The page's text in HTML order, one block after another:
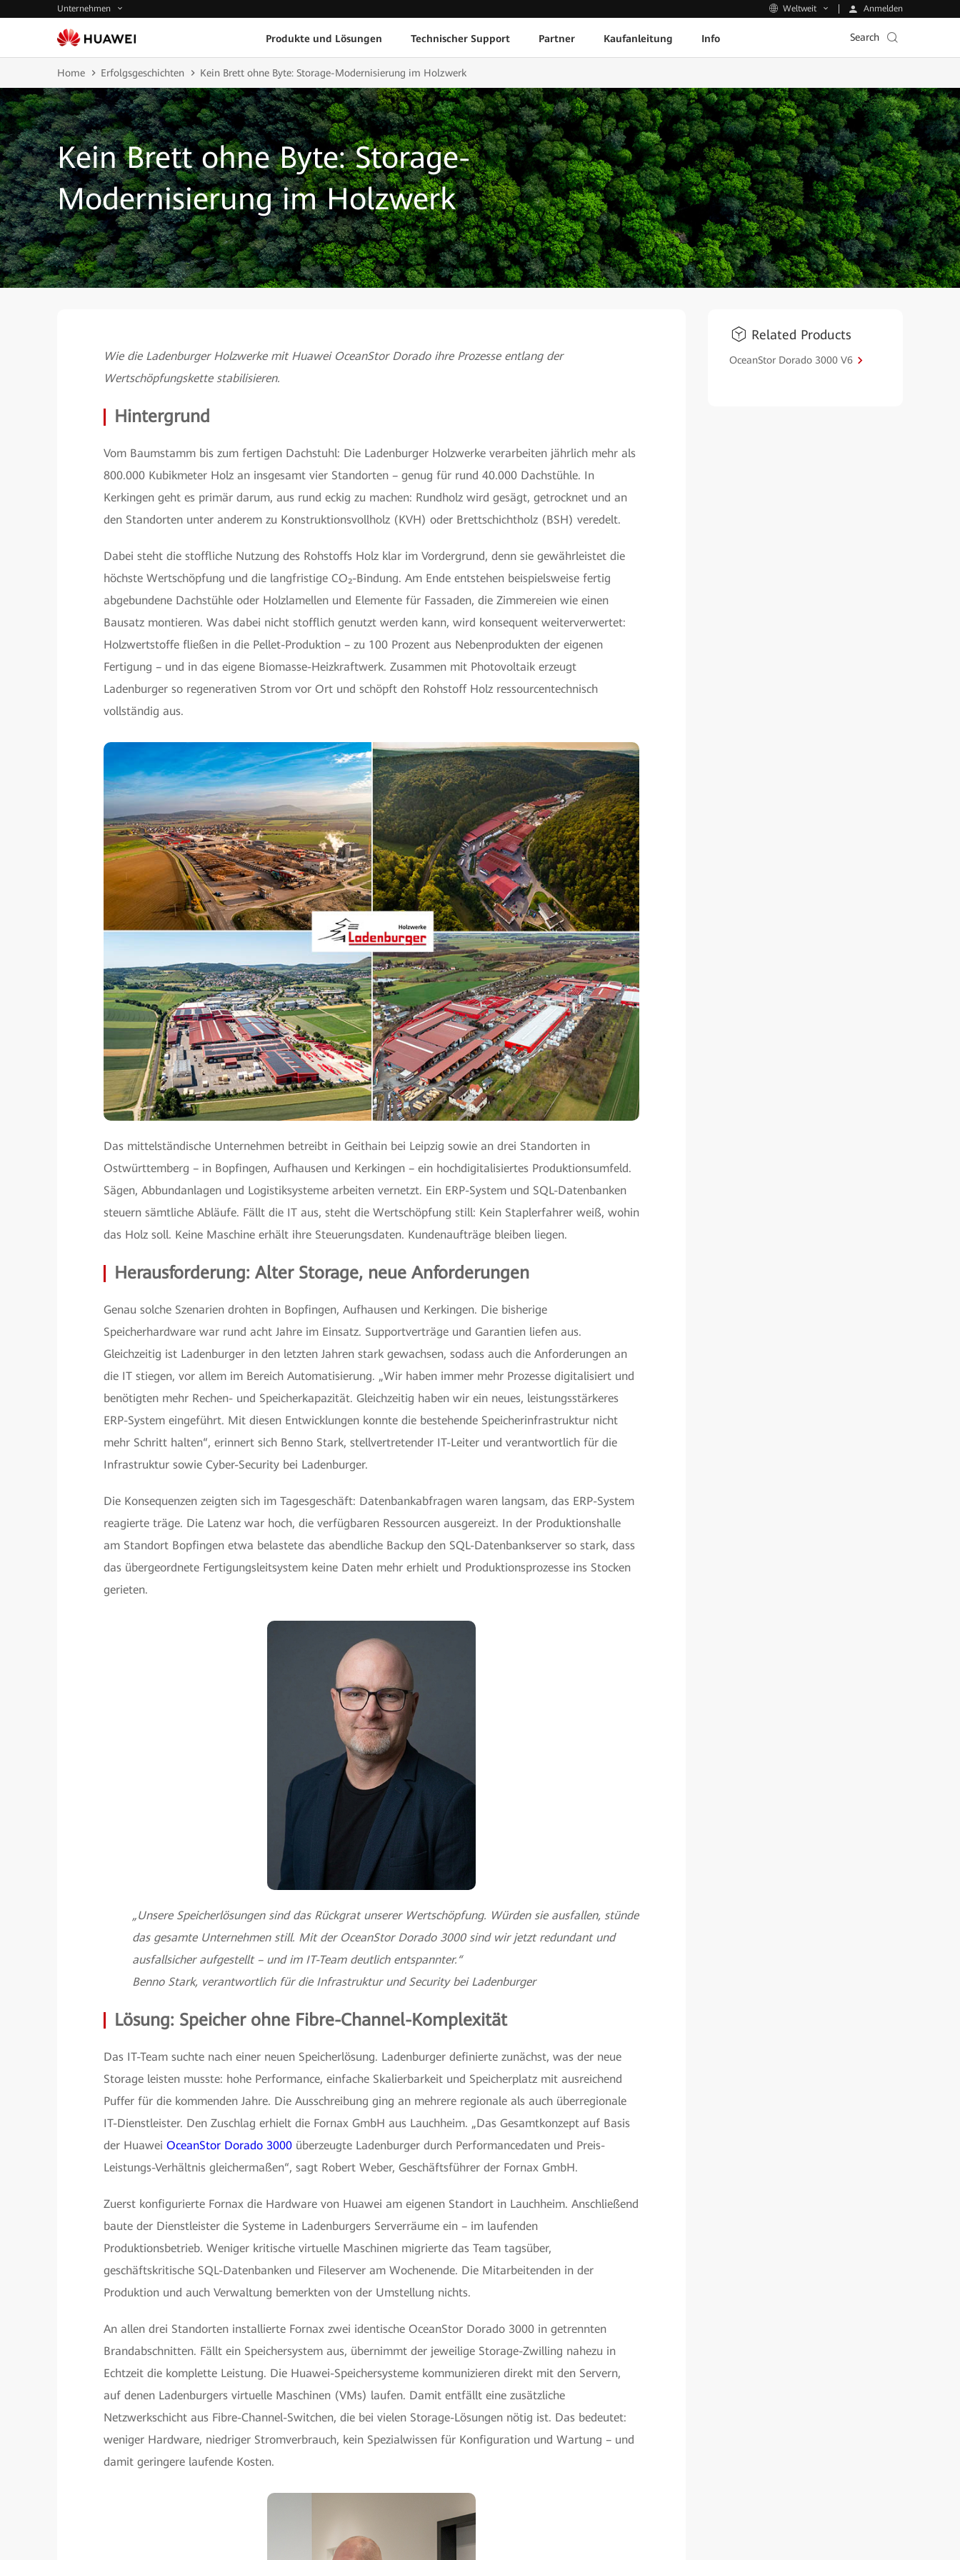
Unternehmen Weltweit Anmelden
Produkte und Lösungen Technischer Support Partner Kaufanleitung Info Search
Home Erfolgsgeschichten Kein Brett ohne Byte: Storage-Modernisierung im Holzwerk
Kein Brett ohne Byte: Storage-
Modernisierung im Holzwerk
Wie die Ladenburger Holzwerke mit Huawei OceanStor Dorado ihre Prozesse entlang der
Wertschöpfungskette stabilisieren.
Hintergrund
Vom Baumstamm bis zum fertigen Dachstuhl: Die Ladenburger Holzwerke verarbeiten jährlich mehr als
800.000 Kubikmeter Holz an insgesamt vier Standorten – genug für rund 40.000 Dachstühle. In
Kerkingen geht es primär darum, aus rund eckig zu machen: Rundholz wird gesägt, getrocknet und an
den Standorten unter anderem zu Konstruktionsvollholz (KVH) oder Brettschichtholz (BSH) veredelt.
Dabei steht die stoffliche Nutzung des Rohstoffs Holz klar im Vordergrund, denn sie gewährleistet die
höchste Wertschöpfung und die langfristige CO₂-Bindung. Am Ende entstehen beispielsweise fertig
abgebundene Dachstühle oder Holzlamellen und Elemente für Fassaden, die Zimmereien wie einen
Bausatz montieren. Was dabei nicht stofflich genutzt werden kann, wird konsequent weiterverwertet:
Holzwertstoffe fließen in die Pellet-Produktion – zu 100 Prozent aus Nebenprodukten der eigenen
Fertigung – und in das eigene Biomasse-Heizkraftwerk. Zusammen mit Photovoltaik erzeugt
Ladenburger so regenerativen Strom vor Ort und schöpft den Rohstoff Holz ressourcentechnisch
vollständig aus.
Das mittelständische Unternehmen betreibt in Geithain bei Leipzig sowie an drei Standorten in
Ostwürttemberg – in Bopfingen, Aufhausen und Kerkingen – ein hochdigitalisiertes Produktionsumfeld.
Sägen, Abbundanlagen und Logistiksysteme arbeiten vernetzt. Ein ERP-System und SQL-Datenbanken
steuern sämtliche Abläufe. Fällt die IT aus, steht die Wertschöpfung still: Kein Staplerfahrer weiß, wohin
das Holz soll. Keine Maschine erhält ihre Steuerungsdaten. Kundenaufträge bleiben liegen.
Herausforderung: Alter Storage, neue Anforderungen
Genau solche Szenarien drohten in Bopfingen, Aufhausen und Kerkingen. Die bisherige
Speicherhardware war rund acht Jahre im Einsatz. Supportverträge und Garantien liefen aus.
Gleichzeitig ist Ladenburger in den letzten Jahren stark gewachsen, sodass auch die Anforderungen an
die IT stiegen, vor allem im Bereich Automatisierung. „Wir haben immer mehr Prozesse digitalisiert und
benötigten mehr Rechen- und Speicherkapazität. Gleichzeitig haben wir ein neues, leistungsstärkeres
ERP-System eingeführt. Mit diesen Entwicklungen konnte die bestehende Speicherinfrastruktur nicht
mehr Schritt halten“, erinnert sich Benno Stark, stellvertretender IT-Leiter und verantwortlich für die
Infrastruktur sowie Cyber-Security bei Ladenburger.
Die Konsequenzen zeigten sich im Tagesgeschäft: Datenbankabfragen waren langsam, das ERP-System
reagierte träge. Die Latenz war hoch, die verfügbaren Ressourcen ausgereizt. In der Produktionshalle
am Standort Bopfingen etwa belastete das abendliche Backup den SQL-Datenbankserver so stark, dass
das übergeordnete Fertigungsleitsystem keine Daten mehr erhielt und Produktionsprozesse ins Stocken
gerieten.
„Unsere Speicherlösungen sind das Rückgrat unserer Wertschöpfung. Würden sie ausfallen, stünde
das gesamte Unternehmen still. Mit der OceanStor Dorado 3000 sind wir jetzt redundant und
ausfallsicher aufgestellt – und im IT-Team deutlich entspannter.“
Benno Stark, verantwortlich für die Infrastruktur und Security bei Ladenburger
Lösung: Speicher ohne Fibre-Channel-Komplexität
Das IT-Team suchte nach einer neuen Speicherlösung. Ladenburger definierte zunächst, was der neue
Storage leisten musste: hohe Performance, einfache Skalierbarkeit und Speicherplatz mit ausreichend
Puffer für die kommenden Jahre. Die Ausschreibung ging an mehrere regionale als auch überregionale
IT-Dienstleister. Den Zuschlag erhielt die Fornax GmbH aus Lauchheim. „Das Gesamtkonzept auf Basis
der Huawei OceanStor Dorado 3000 überzeugte Ladenburger durch Performancedaten und Preis-
Leistungs-Verhältnis gleichermaßen“, sagt Robert Weber, Geschäftsführer der Fornax GmbH.
Zuerst konfigurierte Fornax die Hardware von Huawei am eigenen Standort in Lauchheim. Anschließend
baute der Dienstleister die Systeme in Ladenburgers Serverräume ein – im laufenden
Produktionsbetrieb. Weniger kritische virtuelle Maschinen migrierte das Team tagsüber,
geschäftskritische SQL-Datenbanken und Fileserver am Wochenende. Die Mitarbeitenden in der
Produktion und auch Verwaltung bemerkten von der Umstellung nichts.
An allen drei Standorten installierte Fornax zwei identische OceanStor Dorado 3000 in getrennten
Brandabschnitten. Fällt ein Speichersystem aus, übernimmt der jeweilige Storage-Zwilling nahezu in
Echtzeit die komplette Leistung. Die Huawei-Speichersysteme kommunizieren direkt mit den Servern,
auf denen Ladenburgers virtuelle Maschinen (VMs) laufen. Damit entfällt eine zusätzliche
Netzwerkschicht aus Fibre-Channel-Switchen, die bei vielen Storage-Lösungen nötig ist. Das bedeutet:
weniger Hardware, niedriger Stromverbrauch, kein Spezialwissen für Konfiguration und Wartung – und
damit geringere laufende Kosten.
Related Products
OceanStor Dorado 3000 V6